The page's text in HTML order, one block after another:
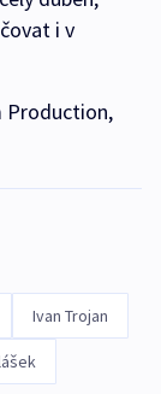
i v
Production,
Ivan Trojan